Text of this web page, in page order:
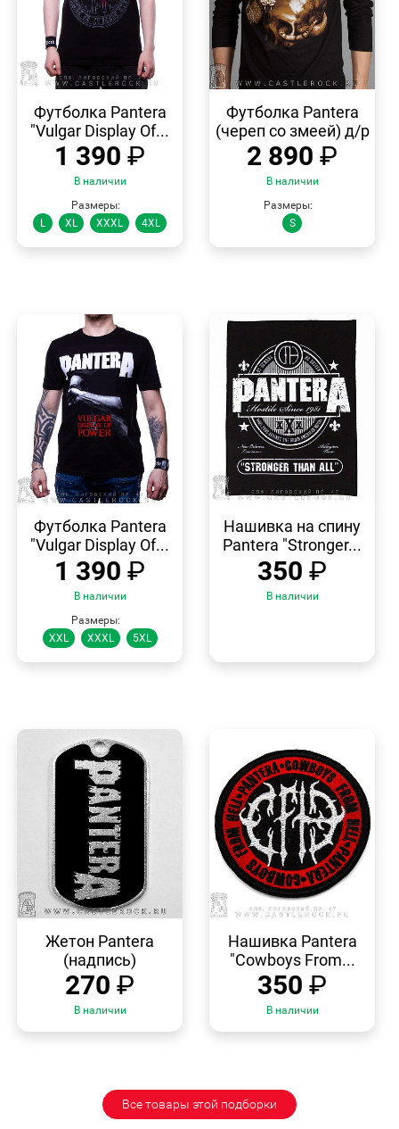
ПРОСМОТР
Футболка Pantera
"Vulgar Display Of...
1 390 ₽
В наличии
Размеры:
L
XL XXXL 4XL
ПРОСМОТР
Футболка Pantera
(череп со змеей) д/р
2 890 ₽
В наличии
Размеры:
S
ПРОСМОТР
Футболка Pantera
"Vulgar Display Of...
1 390 ₽
В наличии
Размеры:
XXL
XXXL 5XL
ПРОСМОТР
Нашивка на спину
Pantera "Stronger...
350 ₽
В наличии
ПРОСМОТР
Жетон Pantera
(надпись)
270 ₽
В наличии
ПРОСМОТР
Нашивка Pantera
"Cowboys From...
350 ₽
В наличии
Все товары этой подборки